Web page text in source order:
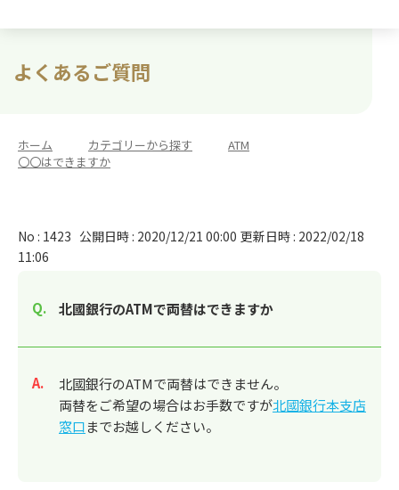
よくあるご質問
ホーム カテゴリーから探す ATM
〇〇はできますか
No : 1423 公開日時 : 2020/12/21 00:00 更新日時 : 2022/02/18
11:06
北國銀行のATMで両替はできますか
回答
北國銀行のATMで両替はできません。
両替をご希望の場合はお手数ですが北國銀行本支店
窓口までお越しください。